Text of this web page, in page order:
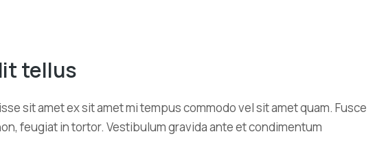
tellus
sit amet ex sit amet mi tempus commodo vel sit amet quam. Fusce
feugiat in tortor. Vestibulum gravida ante et condimentum